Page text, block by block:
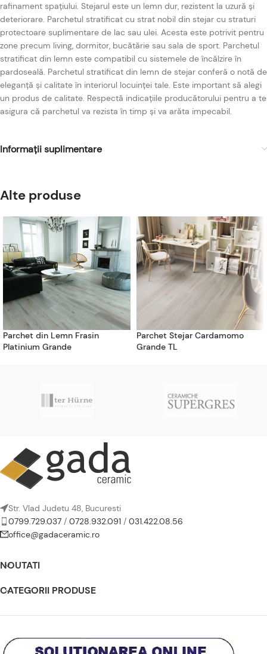
rafinament spațiului. Stejarul este un lemn dur, rezistent la uzură și
deteriorare. Parchetul stratificat cu strat nobil din stejar cu straturi
protectoare suplimentare de lac sau ulei. Acesta este potrivit pentru
zone precum living, dormitor, bucătărie sau sala de sport. Parchetul
stratificat din lemn este compatibil cu sistemele de încălzire în
pardoseală. Parchetul stratificat din lemn de stejar conferă o notă de
eleganță și calitate în interiorul locuinței tale. Este important să alegi
un produs de calitate. Respectă indicațiile producătorului pentru a te
asigura că parchetul va rezista în timp și va arăta impecabil.
Informații suplimentare
Alte produse
Parchet din Lemn Frasin
Platinium Grande
Parchet Stejar Cardamomo
Grande TL
Str. Vlad Judetu 48, Bucuresti
0799.729.037 / 0728.932.091 / 031.422.08.56
office@gadaceramic.ro
NOUTATI
CATEGORII PRODUSE